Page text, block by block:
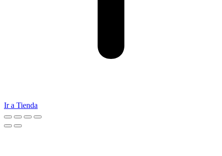
Ir a Tienda